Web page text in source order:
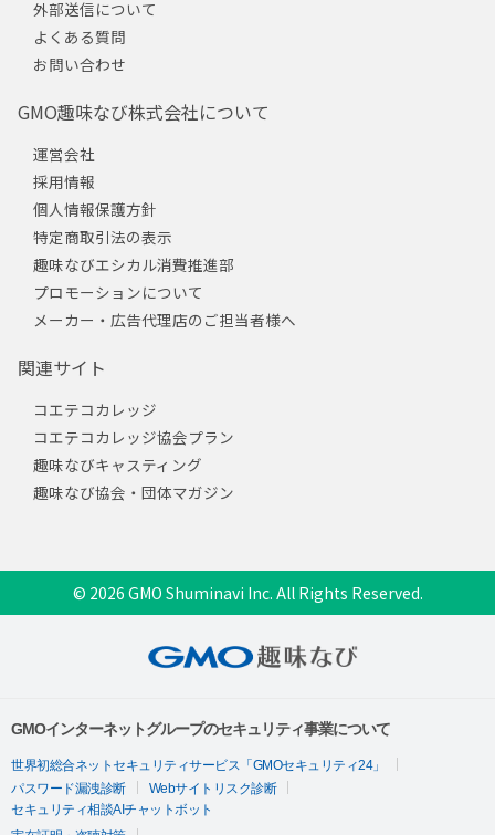
外部送信について
よくある質問
お問い合わせ
GMO趣味なび株式会社について
運営会社
採用情報
個人情報保護方針
特定商取引法の表示
趣味なびエシカル消費推進部
プロモーションについて
メーカー・広告代理店のご担当者様へ
関連サイト
コエテコカレッジ
コエテコカレッジ協会プラン
趣味なびキャスティング
趣味なび協会・団体マガジン
© 2026 GMO Shuminavi Inc. All Rights Reserved.